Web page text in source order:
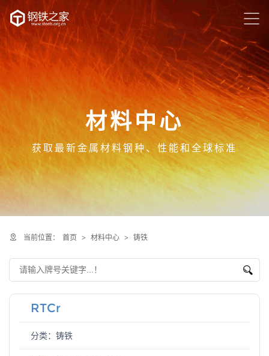
材料中心
获取最新金属材料钢种、性能和全球标准
当前位置： 首页 > 材料中心 > 铸铁
RTCr
分类：铸铁